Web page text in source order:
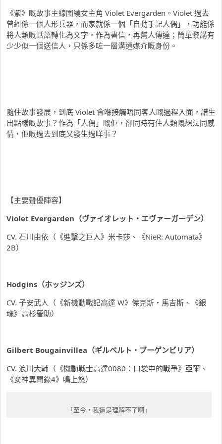
《紫》嘅故事主線圍繞女主角 Violet Evergarden。Violet 過去
曾經係一個人形兵器，而家就係一個「自動手記人偶」，功能係
將人類嘅話語轉化為文字，作為書信，再幫人傳達；簡單黎講有
少少似一個送信人，只係多咗一層溝通媒介嘅身份。
隨住故事發展，到底 Violet 會喺接觸唔同客人嘅過程入面，譜生
出點樣嘅故事？作為「人偶」嘅佢，卻同時有住人類嘅想法同感
情，佢嘅過去到底又發生過咩事？
【主要聲優陣容】
Violet Evergarden（ヴァイオレット ・ エヴァーガーデン）
CV. 石川由依（《進擊之巨人》米卡莎、《NieR: Automata》
2B）
Hodgins （ホッジンズ）
CV. 子安武人（《新機動戰記高達 W》傑克斯・馬吉斯、《銀
魂》高杉晉助）
Gilbert Bougainvillea（ギルべルト ・ ブーゲンビリア）
CV. 浪川大輔（《機動戰士高達0080：口袋中的戰爭》亞爾、
《女神異聞錄4》鳴上悠）
「至今，我還是理解不了啊」